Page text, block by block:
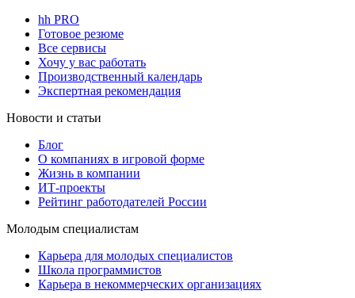
hh PRO
Готовое резюме
Все сервисы
Хочу у вас работать
Производственный календарь
Экспертная рекомендация
Новости и статьи
Блог
О компаниях в игровой форме
Жизнь в компании
ИТ-проекты
Рейтинг работодателей России
Молодым специалистам
Карьера для молодых специалистов
Школа программистов
Карьера в некоммерческих организациях